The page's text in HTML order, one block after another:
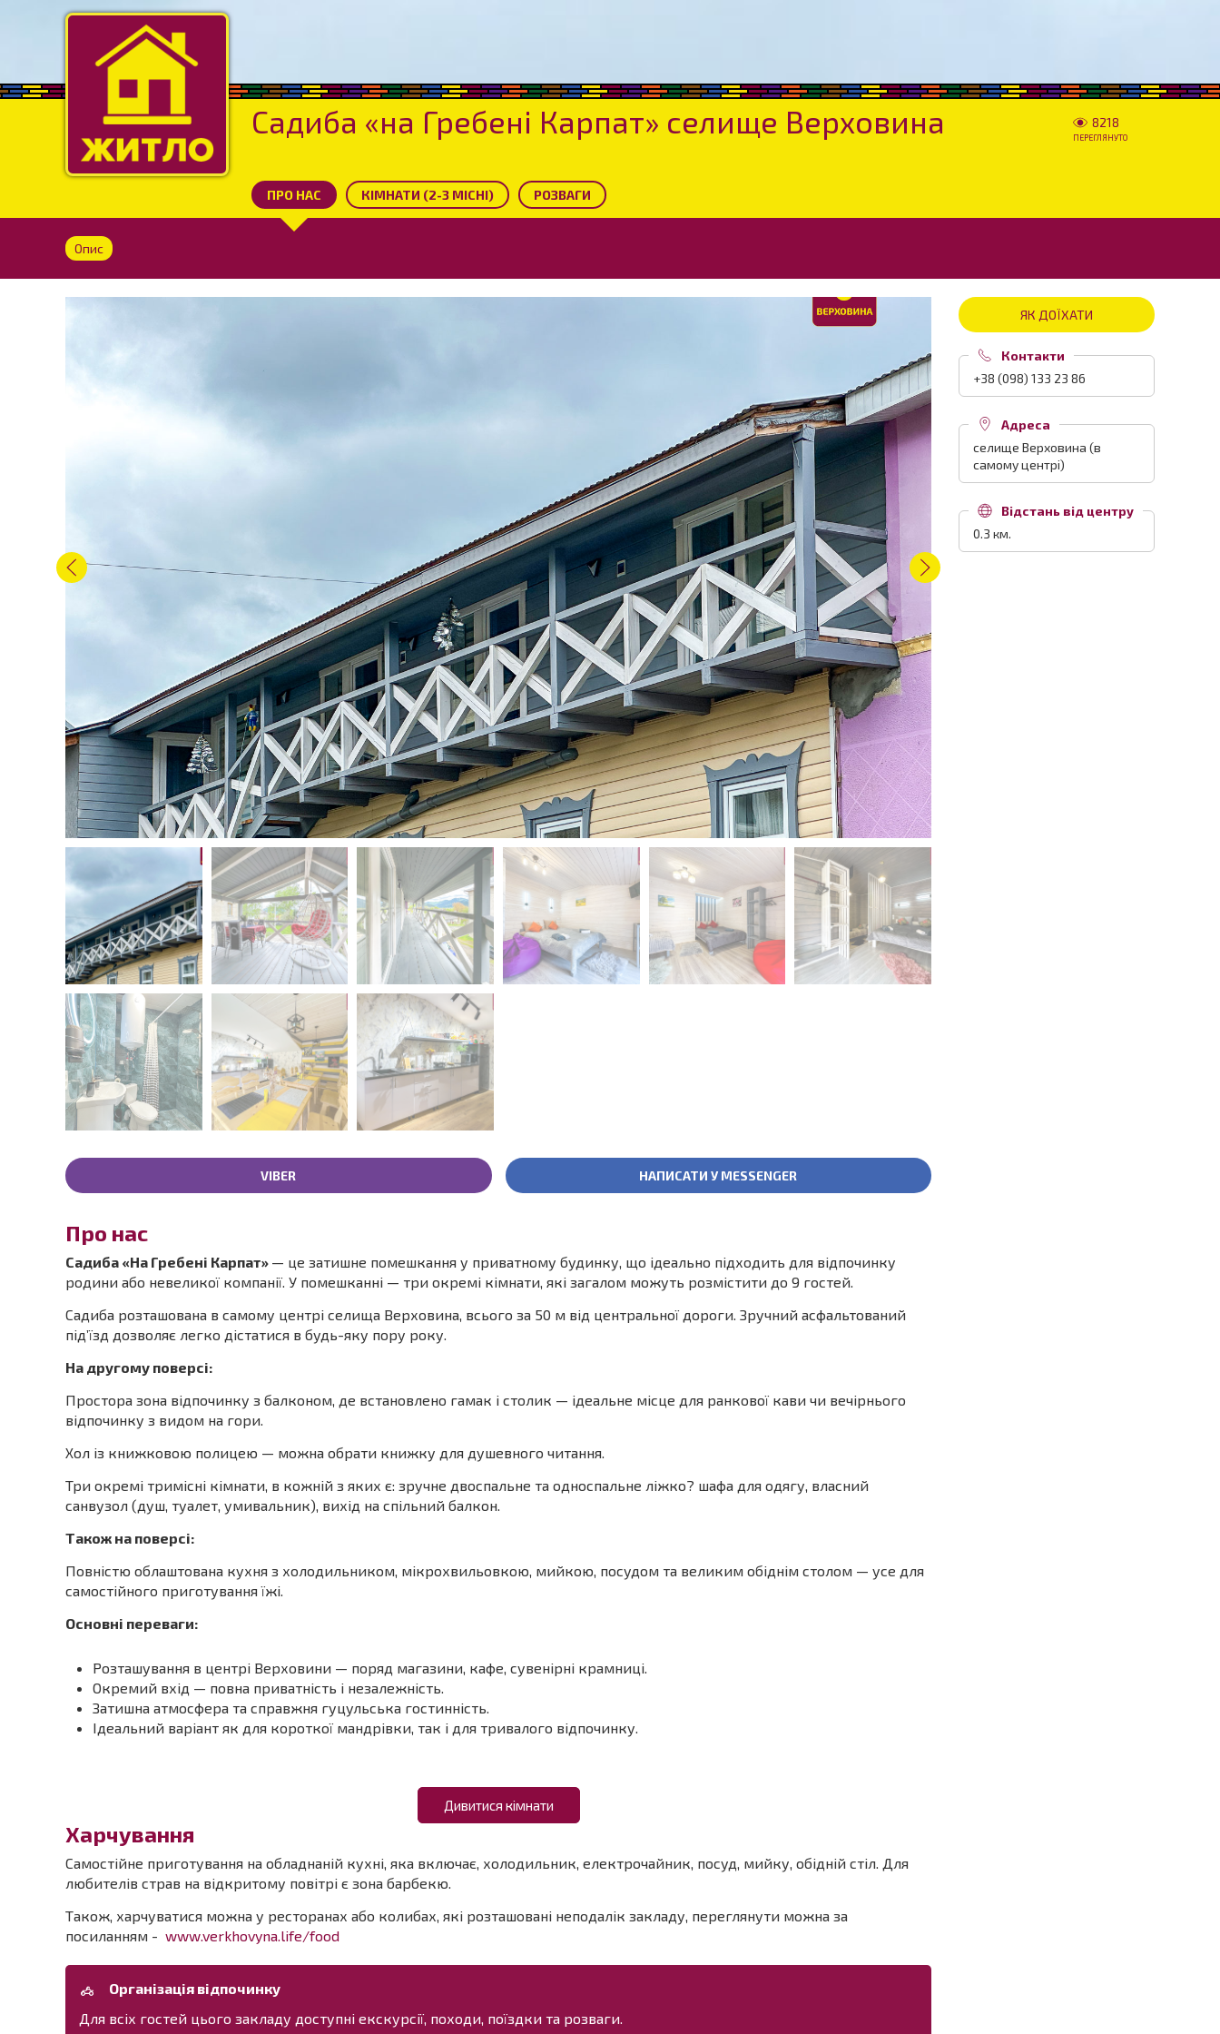
Садиба «на Гребені Карпат» селище Верховина 8218
ПЕРЕГЛЯНУТО
ПРО НАС КІМНАТИ (2-3 МІСНІ) РОЗВАГИ
Опис
VIBER НАПИСАТИ У MESSENGER
Про нас
Садиба «На Гребені Карпат» — це затишне помешкання у приватному будинку, що ідеально підходить для відпочинку
родини або невеликої компанії. У помешканні — три окремі кімнати, які загалом можуть розмістити до 9 гостей.
Садиба розташована в самому центрі селища Верховина, всього за 50 м від центральної дороги. Зручний асфальтований
під’їзд дозволяє легко дістатися в будь-яку пору року.
На другому поверсі:
Простора зона відпочинку з балконом, де встановлено гамак і столик — ідеальне місце для ранкової кави чи вечірнього
відпочинку з видом на гори.
Хол із книжковою полицею — можна обрати книжку для душевного читання.
Три окремі тримісні кімнати, в кожній з яких є: зручне двоспальне та односпальне ліжко? шафа для одягу, власний
санвузол (душ, туалет, умивальник), вихід на спільний балкон.
Також на поверсі:
Повністю облаштована кухня з холодильником, мікрохвильовкою, мийкою, посудом та великим обіднім столом — усе для
самостійного приготування їжі.
Основні переваги:
Розташування в центрі Верховини — поряд магазини, кафе, сувенірні крамниці.
Окремий вхід — повна приватність і незалежність.
Затишна атмосфера та справжня гуцульська гостинність.
Ідеальний варіант як для короткої мандрівки, так і для тривалого відпочинку.
Дивитися кімнати
Харчування
Самостійне приготування на обладнаній кухні, яка включає, холодильник, електрочайник, посуд, мийку, обідній стіл. Для
любителів страв на відкритому повітрі є зона барбекю.
Також, харчуватися можна у ресторанах або колибах, які розташовані неподалік закладу, переглянути можна за
посиланням - www.verkhovyna.life/food
Організація відпочинку
Для всіх гостей цього закладу доступні екскурсії, походи, поїздки та розваги.
ЯК ДОЇХАТИ
Контакти
+38 (098) 133 23 86
Адреса
селище Верховина (в
самому центрі)
Відстань від центру
0.3 км.